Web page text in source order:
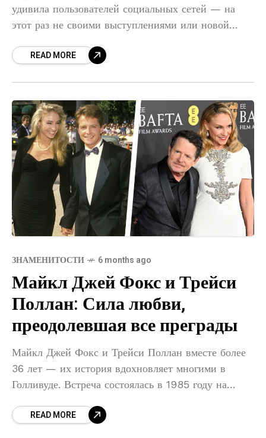
удивила пользователей социальных сетей — на
этот раз не своими выступлениями или новой
младшей дочкой Софией. Звезда опубликовала
READ MORE
ЗНАМЕНИТОСТИ 6 months ago
Майкл Джей Фокс и Трейси
Поллан: Сила любви,
преодолевшая все преграды
Майкл Джей Фокс и Трейси Поллан вместе более
36 лет — их история вдохновляет многими в
Голливуде. Встреча состоялась в 1985 году на
исполнила
READ MORE